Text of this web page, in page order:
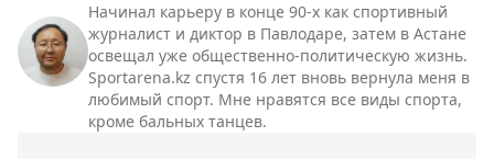
Начинал карьеру в конце 90-х как спортивный
журналист и диктор в Павлодаре, затем в Астане
освещал уже общественно-политическую жизнь.
Sportarena.kz спустя 16 лет вновь вернула меня в
любимый спорт. Мне нравятся все виды спорта,
кроме бальных танцев.